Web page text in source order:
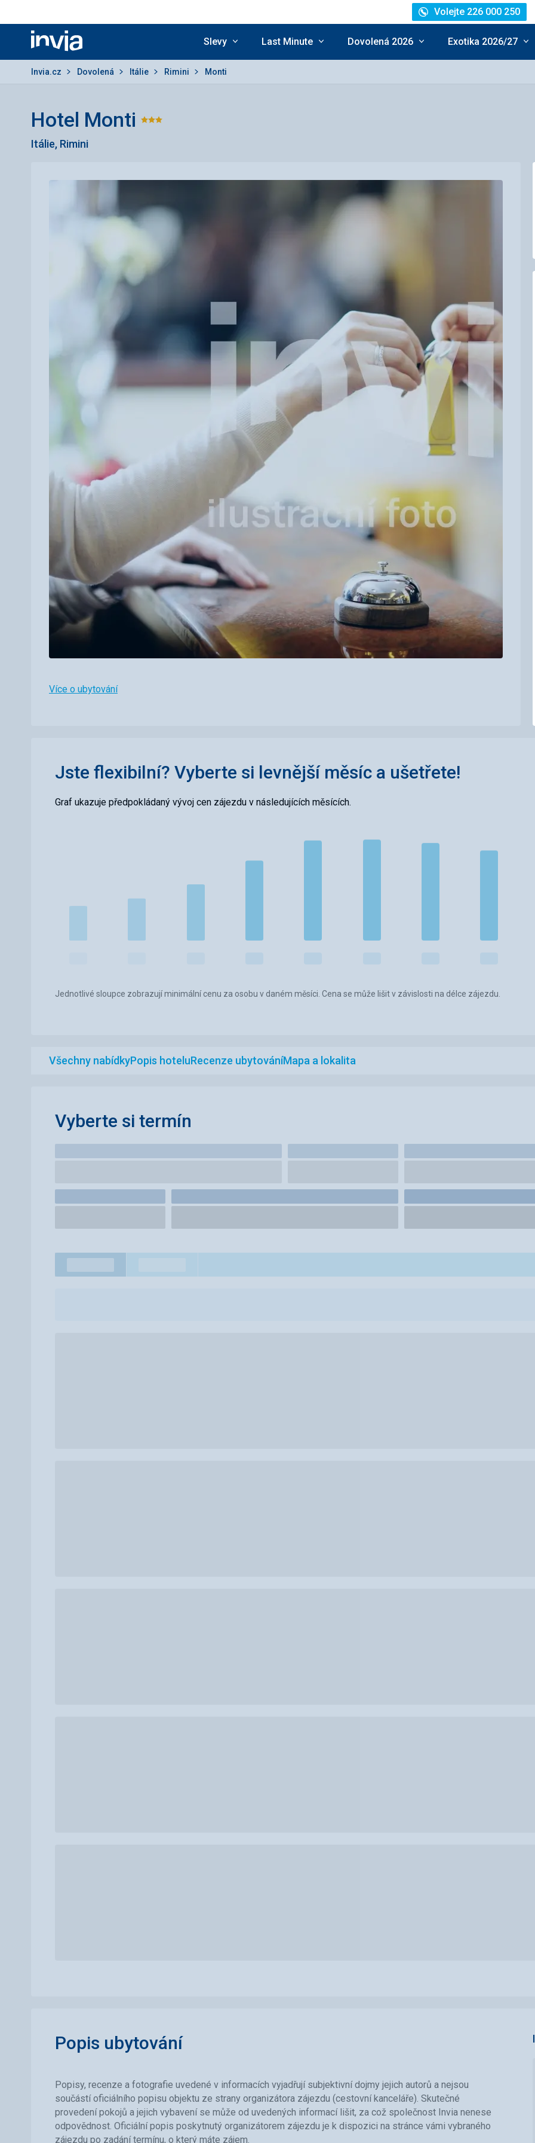
Invia.cz
Volejte 226 000 250
Slevy Last Minute Dovolená 2026 Exotika 2026/27
Invia.cz Dovolená Itálie Rimini Monti
Hotel Monti Hodnocení:
Itálie, Rimini
Více o ubytování
Jste flexibilní? Vyberte si levnější měsíc a ušetřete!
Graf ukazuje předpokládaný vývoj cen zájezdu v následujících měsících.
Jednotlivé sloupce zobrazují minimální cenu za osobu v daném měsíci. Cena se může lišit v závislosti na délce zájezdu.
Všechny nabídkyPopis hoteluRecenze ubytováníMapa a lokalita
Vyberte si termín
Popis ubytování
Popisy, recenze a fotografie uvedené v informacích vyjadřují subjektivní dojmy jejich autorů a nejsou
součástí oficiálního popisu objektu ze strany organizátora zájezdu (cestovní kanceláře). Skutečné
provedení pokojů a jejich vybavení se může od uvedených informací lišit, za což společnost Invia nenese
odpovědnost. Oficiální popis poskytnutý organizátorem zájezdu je k dispozici na stránce vámi vybraného
zájezdu po zadání termínu, o který máte zájem.